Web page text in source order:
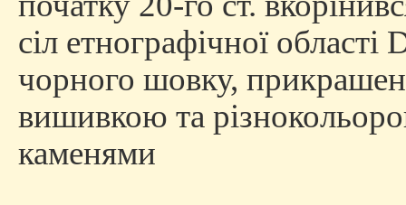
сіл етнографічної
чорного шовку,
вишивкою та
каменями